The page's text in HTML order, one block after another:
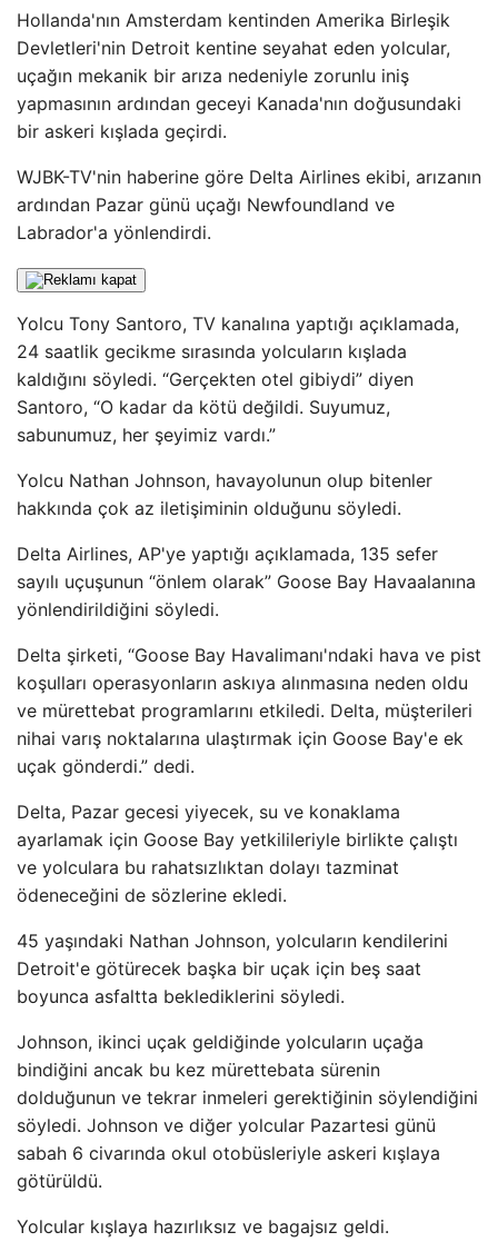
Hollanda'nın Amsterdam kentinden Amerika Birleşik
Devletleri'nin Detroit kentine seyahat eden yolcular,
uçağın mekanik bir arıza nedeniyle zorunlu iniş
yapmasının ardından geceyi Kanada'nın doğusundaki
bir askeri kışlada geçirdi.
WJBK-TV'nin haberine göre Delta Airlines ekibi, arızanın
ardından Pazar günü uçağı Newfoundland ve
Labrador'a yönlendirdi.
Yolcu Tony Santoro, TV kanalına yaptığı açıklamada,
24 saatlik gecikme sırasında yolcuların kışlada
kaldığını söyledi. “Gerçekten otel gibiydi” diyen
Santoro, “O kadar da kötü değildi. Suyumuz,
sabunumuz, her şeyimiz vardı.”
Yolcu Nathan Johnson, havayolunun olup bitenler
hakkında çok az iletişiminin olduğunu söyledi.
Delta Airlines, AP'ye yaptığı açıklamada, 135 sefer
sayılı uçuşunun “önlem olarak” Goose Bay Havaalanına
yönlendirildiğini söyledi.
Delta şirketi, “Goose Bay Havalimanı'ndaki hava ve pist
koşulları operasyonların askıya alınmasına neden oldu
ve mürettebat programlarını etkiledi. Delta, müşterileri
nihai varış noktalarına ulaştırmak için Goose Bay'e ek
uçak gönderdi.” dedi.
Delta, Pazar gecesi yiyecek, su ve konaklama
ayarlamak için Goose Bay yetkilileriyle birlikte çalıştı
ve yolculara bu rahatsızlıktan dolayı tazminat
ödeneceğini de sözlerine ekledi.
45 yaşındaki Nathan Johnson, yolcuların kendilerini
Detroit'e götürecek başka bir uçak için beş saat
boyunca asfaltta beklediklerini söyledi.
Johnson, ikinci uçak geldiğinde yolcuların uçağa
bindiğini ancak bu kez mürettebata sürenin
dolduğunun ve tekrar inmeleri gerektiğinin söylendiğini
söyledi. Johnson ve diğer yolcular Pazartesi günü
sabah 6 civarında okul otobüsleriyle askeri kışlaya
götürüldü.
Yolcular kışlaya hazırlıksız ve bagajsız geldi.